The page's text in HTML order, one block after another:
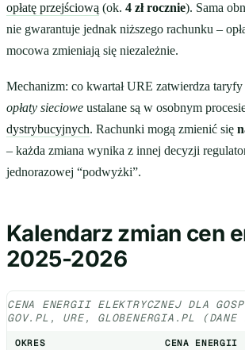
opłatę przejściową (ok. 4 zł rocznie). Sama
nie gwarantuje jednak niższego rachunku –
mocowa zmieniają się niezależnie.
Mechanizm: co kwartał URE zatwierdza taryfy
opłaty sieciowe ustalane są w osobnym
dystrybucyjnych. Rachunki mogą zmienić się
– każda zmiana wynika z innej decyzji
jednorazowej “podwyżki”.
Kalendarz zmian cen
2025-2026
CENA ENERGII ELEKTRYCZNEJ DLA
GOV.PL, URE, GLOBENERGIA.PL
OKRES CENA ENERGII